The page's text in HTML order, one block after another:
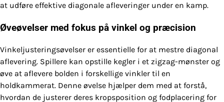
at udføre effektive diagonale afleveringer under en kamp.
Øveøvelser med fokus på vinkel og præcision
Vinkeljusteringsøvelser er essentielle for at mestre diagonal
aflevering. Spillere kan opstille kegler i et zigzag-mønster og
øve at aflevere bolden i forskellige vinkler til en
holdkammerat. Denne øvelse hjælper dem med at forstå,
hvordan de justerer deres kropsposition og fodplacering for